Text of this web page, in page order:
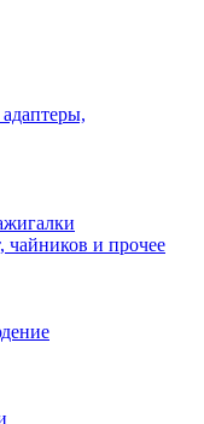
чайников и прочее